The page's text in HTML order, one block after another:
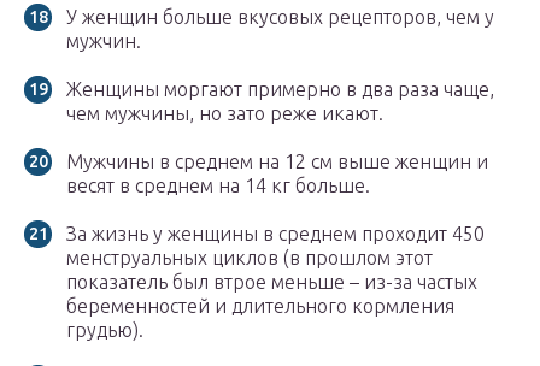
У женщин больше вкусовых рецепторов, чем у
мужчин.
Женщины моргают примерно в два раза чаще,
чем мужчины, но зато реже икают.
Мужчины в среднем на 12 см выше женщин и
весят в среднем на 14 кг больше.
За жизнь у женщины в среднем проходит 450
менструальных циклов (в прошлом этот
показатель был втрое меньше – из-за частых
беременностей и длительного кормления
грудью).